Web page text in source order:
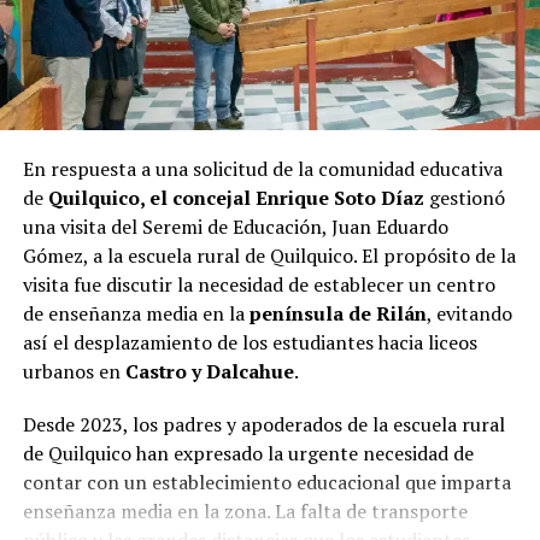
En respuesta a una solicitud de la comunidad educativa
de Quilquico, el concejal Enrique Soto Díaz gestionó
una visita del Seremi de Educación, Juan Eduardo
Gómez, a la escuela rural de Quilquico. El propósito de la
visita fue discutir la necesidad de establecer un centro
de enseñanza media en lapenínsula de Rilán, evitando
así el desplazamiento de los estudiantes hacia liceos
urbanos en Castro y Dalcahue.
Desde 2023, los padres y apoderados de la escuela rural
de Quilquico han expresado la urgente necesidad de
contar con un establecimiento educacional que imparta
enseñanza media en la zona. La falta de transporte